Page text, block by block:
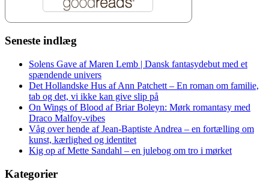
Seneste indlæg
Solens Gave af Maren Lemb | Dansk fantasydebut med et
spændende univers
Det Hollandske Hus af Ann Patchett – En roman om familie,
tab og det, vi ikke kan give slip på
On Wings of Blood af Briar Boleyn: Mørk romantasy med
Draco Malfoy-vibes
Våg over hende af Jean-Baptiste Andrea – en fortælling om
kunst, kærlighed og identitet
Kig op af Mette Sandahl – en julebog om tro i mørket
Kategorier